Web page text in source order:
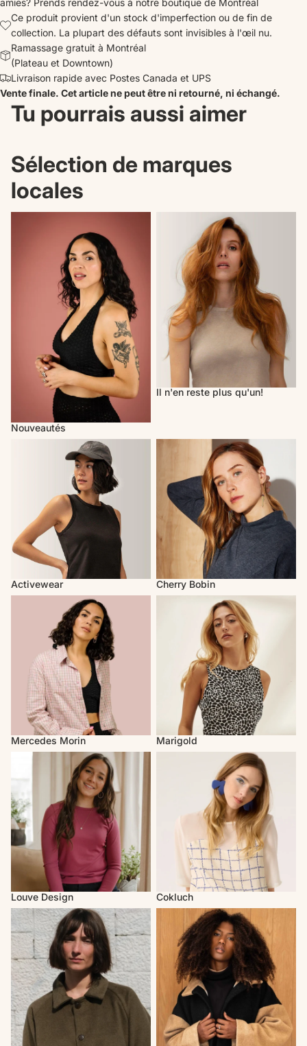
amies? Prends rendez-vous à notre boutique de Montréal
Ce produit provient d'un stock d'imperfection ou de fin de
collection. La plupart des défauts sont invisibles à l'œil nu.
Ramassage gratuit à Montréal
(Plateau et Downtown)
Livraison rapide avec Postes Canada et UPS
Vente finale. Cet article ne peut être ni retourné, ni échangé.
Tu pourrais aussi aimer
Sélection de marques
locales
Nouveautés
Il n'en reste plus qu'un!
Il n'en reste plus qu'un!
Activewear
Cherry Bobin
Cherry Bobin
Mercedes Morin
Mercedes Morin
Marigold
Louve Design
Louve Design
Cokluch
Atelier B
MAS Montréal